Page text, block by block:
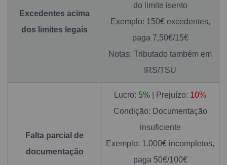
Excedentes acima
dos limites legais
do limite isento
Exemplo: 150€ excedentes,
paga 7,50€/15€
Notas: Tributado também em
IRS/TSU
Falta parcial de
documentação
Lucro: 5% | Prejuízo: 10%
Condição: Documentação
insuficiente
Exemplo: 1.000€ incompletos,
paga 50€/100€